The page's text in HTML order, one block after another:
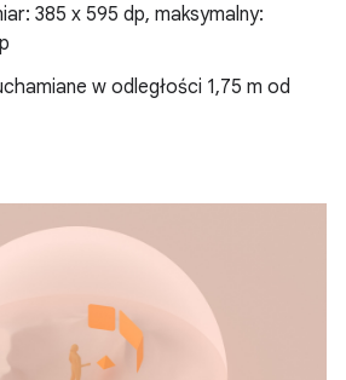
385 x 595 dp, maksymalny:
w odległości 1,75 m od